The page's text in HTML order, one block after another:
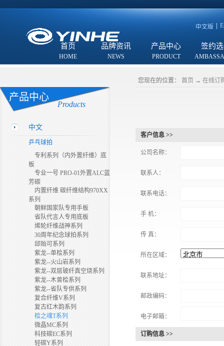
中文版
首页 品牌资讯 产品中心 签约
产品中心
Products
中文
乒乓球拍
专利系列（内外置纤维）底
板
专业一号 PRO-01外置ALC蓝
芳碳
内置纤维 碳纤维结构970XX
系列
朝鲜国家队专用手板
省队代言人专用底板
烯轮纤维战神系列
30周年纪念球拍系列
邱贻可系列
紫龙--单桧系列
紫龙--火山岩系列
紫龙--双层玻纤真空烧系列
紫龙--木曾桧系列
紫龙--省队专供系列
复合纤维V系列
复古红木韵系列
桧之魂T系列
微晶MC系列
科技碳EC系列
轻碳Y系列
您现在的位置： 首页 → 在线订
客户信息 >>
公司名称：
联系人：
联系电话：
手 机：
传 真：
所在区域：
联系地址：
邮政编码：
电子邮箱：
订购信息 >>